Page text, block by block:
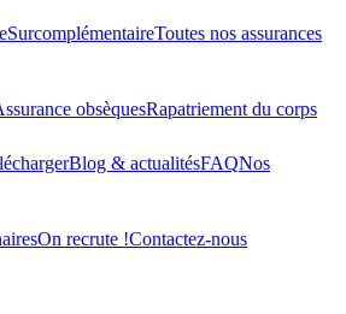
SurcomplémentaireToutes nos assurances
obsèquesRapatriement du corps
Blog & actualitésFAQNos
On recrute !Contactez-nous